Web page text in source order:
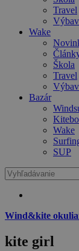
Travel
Wake
Škola
Travel
Bazár
Wake
SUP
Wind&kite
kite girl